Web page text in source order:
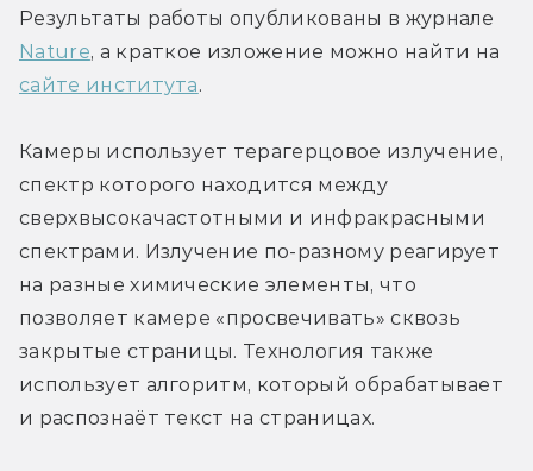
Nature
сайте института.
Камеры использует терагерцовое излучение,
спектр которого находится между
сверхвысокачастотными и инфракрасными
спектрами. Излучение по-разному реагирует
на разные химические элементы, что
позволяет камере «просвечивать» сквозь
закрытые страницы. Технология также
использует алгоритм, который обрабатывает
и распознаёт текст на страницах.